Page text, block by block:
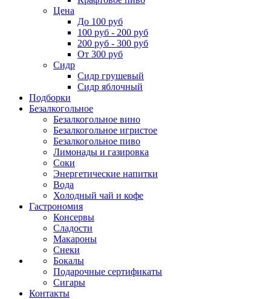
Цена
До 100 руб
100 руб - 200 руб
200 руб - 300 руб
От 300 руб
Сидр
Сидр грушевый
Сидр яблочный
Подборки
Безалкогольное
Безалкогольное вино
Безалкогольное игристое
Безалкогольное пиво
Лимонады и газировка
Соки
Энергетические напитки
Вода
Холодный чай и кофе
Гастрономия
Консервы
Сладости
Макароны
Снеки
Бокалы
Подарочные сертификаты
Сигары
Контакты